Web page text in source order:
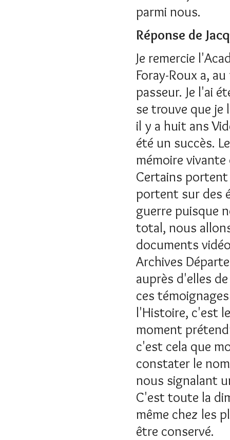
parmi nous.
Réponse de
Je remercie
Foray-Roux a,
passeur. Je l'ai
se trouve que je
il y a huit ans
été un succès.
mémoire
Certains
portent sur des
guerre puisque
total, nous
documents
Archives
auprès d'elles
ces
l'Histoire, c'est
moment
c'est cela que
constater le
nous signalant
C'est toute la
même chez les
être conservé.